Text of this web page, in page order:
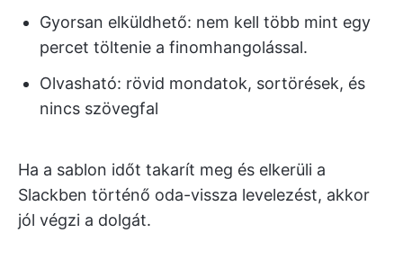
Gyorsan elküldhető: nem kell több mint egy
percet töltenie a finomhangolással.
Olvasható: rövid mondatok, sortörések, és
nincs szövegfal
Ha a sablon időt takarít meg és elkerüli a
Slackben történő oda-vissza levelezést, akkor
jól végzi a dolgát.